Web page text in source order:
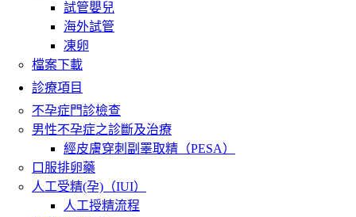
試管嬰兒
海外試管
凍卵
檔案下載
診療項目
不孕症門診檢查
男性不孕症之診斷及治療
經皮膚穿刺副睪取精（PESA）
口服排卵藥
人工受精(孕)（IUI）
人工授精流程